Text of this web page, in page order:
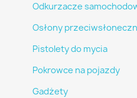
Odkurzacze
Osłony
Pistolety do mycia
Pokrowce na pojazdy
Gadżety